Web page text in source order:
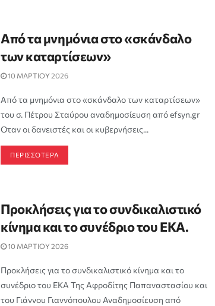
Από τα μνημόνια στο «σκάνδαλο
των καταρτίσεων»
10 ΜΑΡΤΙΟΥ 2026
Από τα μνημόνια στο «σκάνδαλο των καταρτίσεων»
του σ. Πέτρου Σταύρου αναδημοσίευση από efsyn.gr
Οταν οι δανειστές και οι κυβερνήσεις...
ΠΕΡΙΣΣΟΤΕΡΑ
Προκλήσεις για το συνδικαλιστικό
κίνημα και το συνέδριο του ΕΚΑ.
10 ΜΑΡΤΙΟΥ 2026
Προκλήσεις για το συνδικαλιστικό κίνημα και το
συνέδριο του ΕΚΑ Της Αφροδίτης Παπαναστασίου και
του Γιάννου Γιαννόπουλου Αναδημοσίευση από